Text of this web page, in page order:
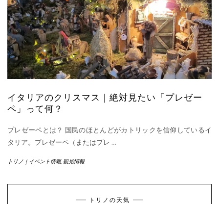
イタリアのクリスマス｜絶対見たい「プレゼー
ペ」って何？
プレゼーペとは？ 国民のほとんどがカトリックを信仰しているイ
タリア。プレゼーペ（またはプレ …
トリノ｜イベント情報, 観光情報
トリノの天気